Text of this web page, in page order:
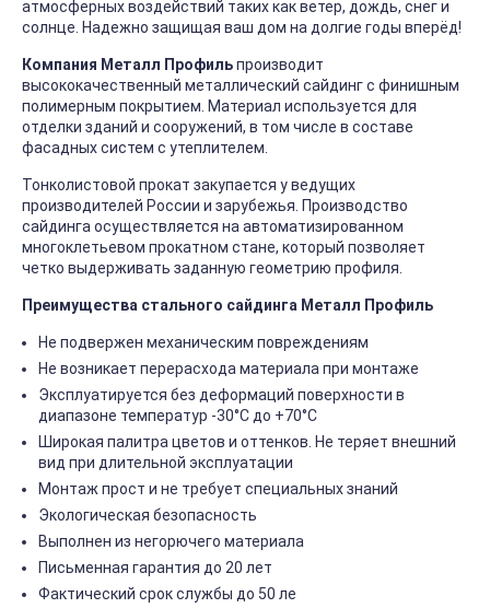
атмосферных воздействий таких как ветер, дождь, снег и
солнце. Надежно защищая ваш дом на долгие годы вперёд!
Компания Металл Профильпроизводит
высококачественный металлический сайдинг с финишным
полимерным покрытием. Материал используется для
отделки зданий и сооружений, в том числе в составе
фасадных систем с утеплителем.
Тонколистовой прокат закупается у ведущих
производителей России и зарубежья. Производство
сайдинга осуществляется на автоматизированном
многоклетьевом прокатном стане, который позволяет
четко выдерживать заданную геометрию профиля.
Преимущества стального сайдинга Металл Профиль
Не подвержен механическим повреждениям
Не возникает перерасхода материала при монтаже
Эксплуатируется без деформаций поверхности в
диапазоне температур -30°C до +70°C
Широкая палитра цветов и оттенков. Не теряет внешний
вид при длительной эксплуатации
Монтаж прост и не требует специальных знаний
Экологическая безопасность
Выполнен из негорючего материала
Письменная гарантия до 20 лет
Фактический срок службы до 50 ле